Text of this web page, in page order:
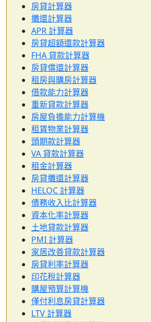
房貸計算器
攤還計算器
APR 計算器
房貸超額還款計算器
FHA 貸款計算器
房貸償還計算器
租房與購房計算器
借款能力計算器
重新貸款計算器
房屋負擔能力計算機
租賃物業計算器
頭期款計算器
VA 貸款計算器
租金計算器
房貸攤還計算器
HELOC 計算器
債務收入比計算器
資本化率計算器
土地貸款計算器
PMI 計算器
家居改善貸款計算器
房貸利率計算器
印花稅計算器
購屋預算計算機
僅付利息房貸計算器
LTV 計算器